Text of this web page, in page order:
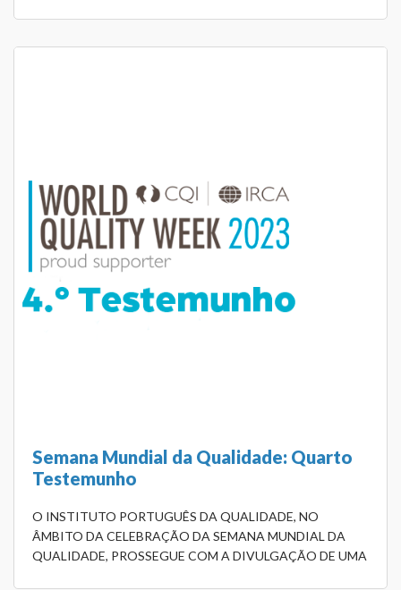
Semana Mundial da Qualidade: Quarto
Testemunho
O INSTITUTO PORTUGUÊS DA QUALIDADE, NO
ÂMBITO DA CELEBRAÇÃO DA SEMANA MUNDIAL DA
QUALIDADE, PROSSEGUE COM A DIVULGAÇÃO DE UMA